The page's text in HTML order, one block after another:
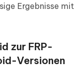
Ergebnisse mit
zur FRP-
Versionen